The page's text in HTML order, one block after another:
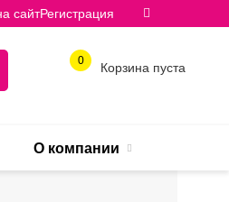
сайтРегистрация
0 Корзина пуста
О компании